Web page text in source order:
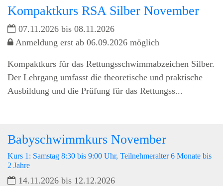
Kompaktkurs RSA Silber November
07.11.2026 bis 08.11.2026
Anmeldung erst ab 06.09.2026 möglich
Kompaktkurs für das Rettungsschwimmabzeichen Silber.
Der Lehrgang umfasst die theoretische und praktische
Ausbildung und die Prüfung für das Rettungss...
Babyschwimmkurs November
Kurs 1: Samstag 8:30 bis 9:00 Uhr, Teilnehmeralter 6 Monate bis
2 Jahre
14.11.2026 bis 12.12.2026